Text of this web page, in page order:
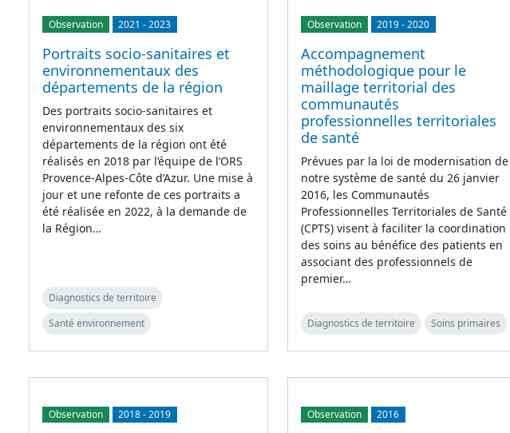
Observation 2021 -2023
Portraits socio-sanitaires et
environnementaux des
départements de la région
Des portraits socio-sanitaires et
environnementaux des six
départements de la région ont été
réalisés en 2018 par l’équipe de l’ORS
Provence-Alpes-Côte d’Azur. Une mise à
jour et une refonte de ces portraits a
été réalisée en 2022, à la demande de
la Région…
Diagnostics de territoire
Santé environnement
Observation 2019-2020
Accompagnement
méthodologique pour le
maillage territorial des
communautés
professionnelles territoriales
de santé
Prévues par la loi de modernisation de
notre système de santé du 26 janvier
2016, les Communautés
Professionnelles Territoriales de Santé
(CPTS) visent à faciliter la coordination
des soins au bénéfice des patients en
associant des professionnels de
premier…
Diagnostics de territoire Soins primaires
Observation 2018-2019 Observation 2016